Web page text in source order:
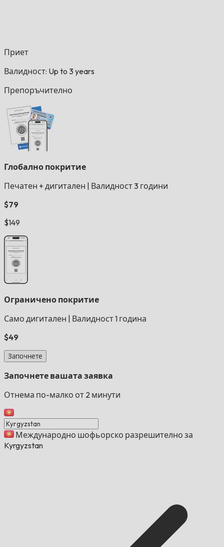
Приет
Валидност: Up to 3 years
Препоръчително
Глобално покритие
Печатен + дигитален
Валидност 3 години
$79
$149
Ограничено покритие
Само дигитален
Валидност 1 година
$49
Започнете
Започнете вашата заявка
Отнема по-малко от 2 минути
Международно шофьорско разрешително за
Kyrgyzstan